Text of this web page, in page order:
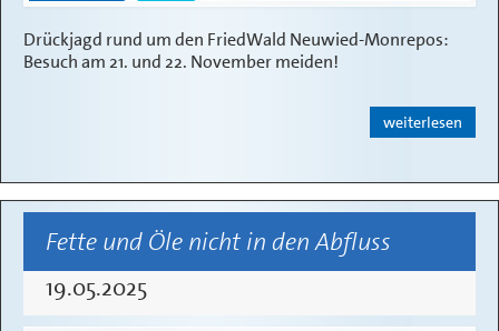
Drückjagd rund um den FriedWald Neuwied-Monrepos:
Besuch am 21. und 22. November meiden!
weiterlesen
Fette und Öle nicht in den Abfluss
19.05.2025